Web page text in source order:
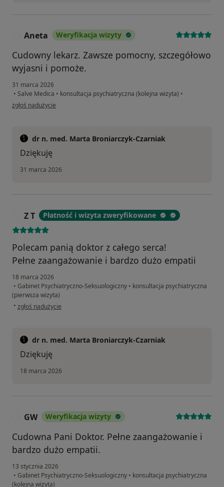
Aneta Weryfikacja wizyty
Cudowny lekarz. Zawsze pomocny, szczegółowo
wyjasni i pomoże.
31 marca 2026
• Salve Medica • konsultacja psychiatryczna (kolejna wizyta) •
w opinii użytkownika Aneta
zgłoś nadużycie
dr n. med. Marta Broniarczyk-Czarniak
Dziękuję
31 marca 2026
Z T Płatność i wizyta zweryfikowane
Polecam panią doktor z całego serca!
Pełne zaangażowanie i bardzo dużo empatii
18 marca 2026
• Gabinet Psychiatryczno-Seksuologiczny • konsultacja psychiatryczna
(pierwsza wizyta)
• w opinii użytkownika Z T
zgłoś nadużycie
dr n. med. Marta Broniarczyk-Czarniak
Dziękuję
18 marca 2026
GW Weryfikacja wizyty
Cudowna Pani Doktor. Pełne zaangażowanie i
bardzo dużo empatii.
13 stycznia 2026
• Gabinet Psychiatryczno-Seksuologiczny • konsultacja psychiatryczna
(kolejna wizyta)